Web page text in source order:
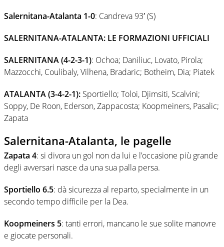
Salernitana-Atalanta 1-0: Candreva 93′ (S)
SALERNITANA-ATALANTA: LE FORMAZIONI UFFICIALI
SALERNITANA(4-2-3-1): Ochoa; Daniliuc, Lovato, Pirola;
Mazzocchi, Coulibaly, Vilhena, Bradaric; Botheim, Dia; Piatek
ATALANTA (3-4-2-1): Sportiello; Toloi, Djimsiti, Scalvini;
Soppy, De Roon, Ederson, Zappacosta; Koopmeiners, Pasalic;
Zapata
Salernitana-Atalanta, le pagelle
Zapata 4: si divora un gol non da lui e l’occasione più grande
degli avversari nasce da una sua palla persa.
Sportiello 6.5: dà sicurezza al reparto, specialmente in un
secondo tempo difficile per la Dea.
Koopmeiners 5: tanti errori, mancano le sue solite manovre
e giocate personali.